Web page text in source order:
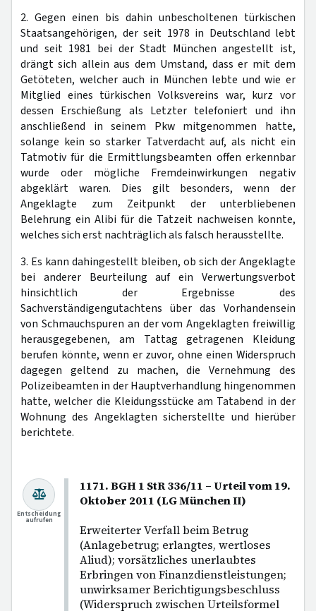
2. Gegen einen bis dahin unbescholtenen türkischen
Staatsangehörigen, der seit 1978 in Deutschland lebt
und seit 1981 bei der Stadt München angestellt ist,
drängt sich allein aus dem Umstand, dass er mit dem
Getöteten, welcher auch in München lebte und wie er
Mitglied eines türkischen Volksvereins war, kurz vor
dessen Erschießung als Letzter telefoniert und ihn
anschließend in seinem Pkw mitgenommen hatte,
solange kein so starker Tatverdacht auf, als nicht ein
Tatmotiv für die Ermittlungsbeamten offen erkennbar
wurde oder mögliche Fremdeinwirkungen negativ
abgeklärt waren. Dies gilt besonders, wenn der
Angeklagte zum Zeitpunkt der unterbliebenen
Belehrung ein Alibi für die Tatzeit nachweisen konnte,
welches sich erst nachträglich als falsch herausstellte.
3. Es kann dahingestellt bleiben, ob sich der Angeklagte
bei anderer Beurteilung auf ein Verwertungsverbot
hinsichtlich der Ergebnisse des
Sachverständigengutachtens über das Vorhandensein
von Schmauchspuren an der vom Angeklagten freiwillig
herausgegebenen, am Tattag getragenen Kleidung
berufen könnte, wenn er zuvor, ohne einen Widerspruch
dagegen geltend zu machen, die Vernehmung des
Polizeibeamten in der Hauptverhandlung hingenommen
hatte, welcher die Kleidungsstücke am Tatabend in der
Wohnung des Angeklagten sicherstellte und hierüber
berichtete.
1171. BGH 1 StR 336/11 – Urteil vom 19.
Oktober 2011 (LG München II)
Erweiterter Verfall beim Betrug
(Anlagebetrug; erlangtes, wertloses
Aliud); vorsätzliches unerlaubtes
Erbringen von Finanzdienstleistungen;
unwirksamer Berichtigungsbeschluss
(Widerspruch zwischen Urteilsformel
Entscheidung
aufrufen